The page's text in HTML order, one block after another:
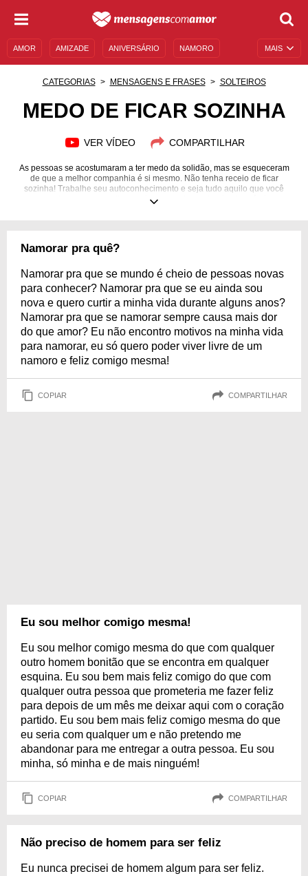
MAIS
AMOR AMIZADE ANIVERSÁRIO NAMORO
CATEGORIAS MENSAGENS E FRASES SOLTEIROS
MEDO DE FICAR SOZINHA
VER VÍDEO COMPARTILHAR
As pessoas se acostumaram a ter medo da solidão, mas se esqueceram
de que a melhor companhia é si mesmo. Não tenha receio de ficar
sozinha! Trabalhe seu autoconhecimento e seja tudo aquilo que você
precisa para se sentir completa, sem depender de ninguém!
Namorar pra quê?
Namorar pra que se mundo é cheio de pessoas novas
para conhecer? Namorar pra que se eu ainda sou
nova e quero curtir a minha vida durante alguns anos?
Namorar pra que se namorar sempre causa mais dor
do que amor? Eu não encontro motivos na minha vida
para namorar, eu só quero poder viver livre de um
namoro e feliz comigo mesma!
COPIAR COMPARTILHAR
Eu sou melhor comigo mesma!
Eu sou melhor comigo mesma do que com qualquer
outro homem bonitão que se encontra em qualquer
esquina. Eu sou bem mais feliz comigo do que com
qualquer outra pessoa que prometeria me fazer feliz
para depois de um mês me deixar aqui com o coração
partido. Eu sou bem mais feliz comigo mesma do que
eu seria com qualquer um e não pretendo me
abandonar para me entregar a outra pessoa. Eu sou
minha, só minha e de mais ninguém!
COPIAR COMPARTILHAR
Não preciso de homem para ser feliz
Eu nunca precisei de homem algum para ser feliz.